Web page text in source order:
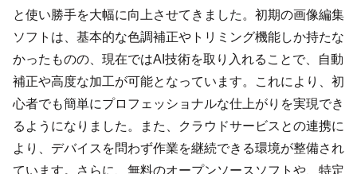
と使い勝手を大幅に向上させてきました。初期の画像編集
ソフトは、基本的な色調補正やトリミング機能しか持たな
かったものの、現在ではAI技術を取り入れることで、自動
補正や高度な加工が可能となっています。これにより、初
心者でも簡単にプロフェッショナルな仕上がりを実現でき
るようになりました。また、クラウドサービスとの連携に
より、デバイスを問わず作業を継続できる環境が整備され
ています。さらに、無料のオープンソースソフトや、特定